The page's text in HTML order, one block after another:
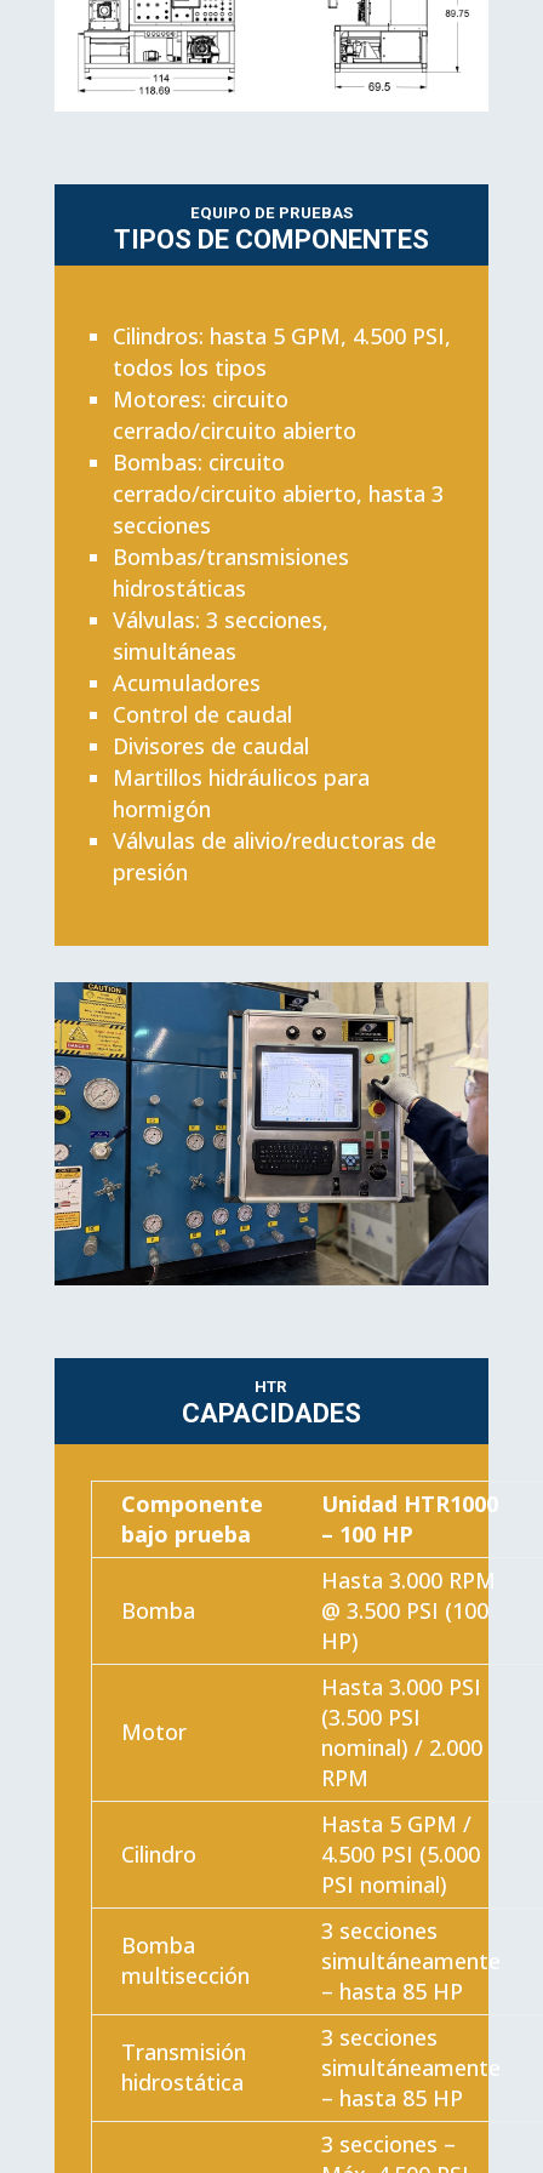
EQUIPO DE PRUEBAS
TIPOS DE COMPONENTES
Cilindros: hasta 5 GPM, 4.500 PSI,
todos los tipos
Motores: circuito
cerrado/circuito abierto
Bombas: circuito
cerrado/circuito abierto, hasta 3
secciones
Bombas/transmisiones
hidrostáticas
Válvulas: 3 secciones,
simultáneas
Acumuladores
Control de caudal
Divisores de caudal
Martillos hidráulicos para
hormigón
Válvulas de alivio/reductoras de
presión
HTR
CAPACIDADES
Componente
bajo prueba
Unidad HTR1000
– 100 HP
Bomba
Hasta 3.000 RPM
@ 3.500 PSI (100
HP)
Motor
Hasta 3.000 PSI
(3.500 PSI
nominal) / 2.000
RPM
Cilindro
Hasta 5 GPM /
4.500 PSI (5.000
PSI nominal)
Bomba
multisección
3 secciones
simultáneamente
– hasta 85 HP
Transmisión
hidrostática
3 secciones
simultáneamente
– hasta 85 HP
3 secciones –